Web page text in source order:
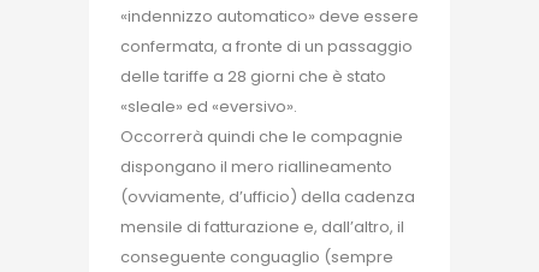
«indennizzo automatico» deve essere
confermata, a fronte di un passaggio
delle tariffe a 28 giorni che è stato
«sleale» ed «eversivo».
Occorrerà quindi che le compagnie
dispongano il mero riallineamento
(ovviamente, d’ufficio) della cadenza
mensile di fatturazione e, dall’altro, il
conseguente conguaglio (sempre